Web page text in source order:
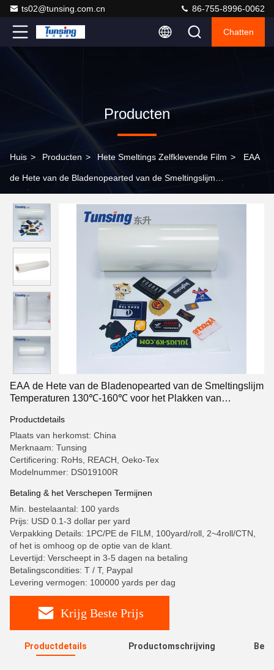
ts02@tunsing.com.cn 86-755-8996-0062
Chatten
Producten
Huis > Producten > Hete Smeltings Zelfklevende Film > EAA
de Hete van de Bladenopearted van de Smeltingslijm
Embleem/Nylon/Stof
EAA de Hete van de Bladenopearted van de Smeltingslijm
Temperaturen 130℃-160℃ voor het Plakken van
Productdetails
Plaats van herkomst: China
Merknaam: Tunsing
Certificering: RoHs, REACH, Oeko-Tex
Modelnummer: DS019100R
Betaling & het Verschepen Termijnen
Min. bestelaantal: 100 yards
Prijs: USD 0.1-3 dollar per yard
Verpakking Details: 1PC/PE de FILM, 100yard/roll, 2~4roll/CTN,
of het is omhoog op de optie van de klant.
Levertijd: Verscheept in 3-5 dagen na betaling
Betalingscondities: T / T, Paypal
Levering vermogen: 100000 yards per dag
Krijg Beste Prijs
Productdetails Productomschrijving